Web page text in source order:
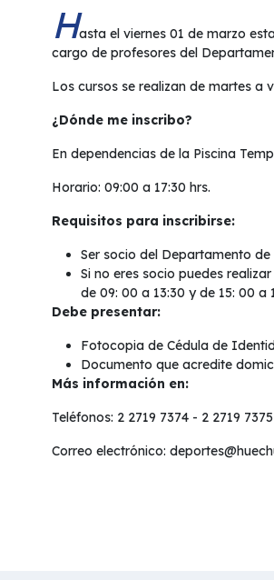
Hasta el viernes 01 de marzo
cargo de profesores del
Los cursos se realizan de martes a
¿Dónde me inscribo?
En dependencias de la Piscina
Horario: 09:00 a 17:30 hrs.
Requisitos para inscribirse:
Ser socio del Departamento
Si no eres socio puedes
de 09: 00 a 13:30 y de 15: 00 a
Debe presentar:
Fotocopia de Cédula de
Documento que acredite
Más información en:
Teléfonos: 2 2719 7374 - 2 2719 7375
Correo electrónico: